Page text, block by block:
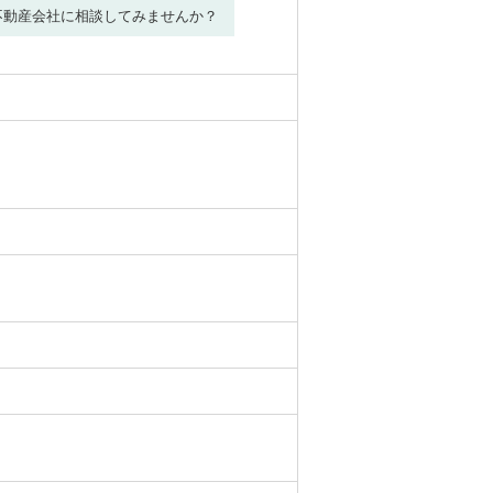
産会社に相談してみませんか？